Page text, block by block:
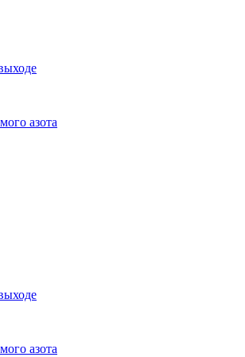
азота
азота